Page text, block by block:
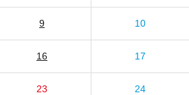
9 10
16 17
23 24